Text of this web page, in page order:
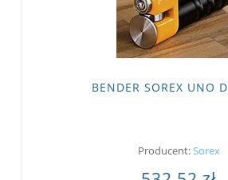
BENDER SOREX UNO
Producent:Sorex